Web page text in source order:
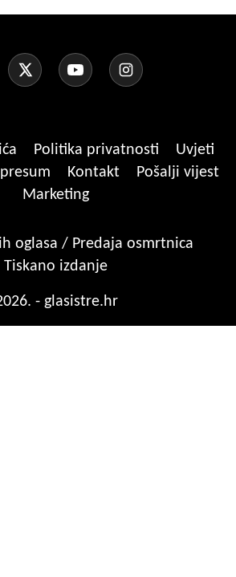
Politika privatnosti
Uvjeti
Kontakt
Pošalji vijest
Marketing
oglasa / Predaja osmrtnica
Tiskano izdanje
- glasistre.hr